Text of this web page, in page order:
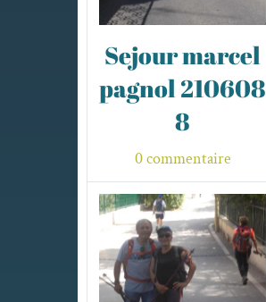
Sejour marcel
pagnol 210608
8
0 commentaire